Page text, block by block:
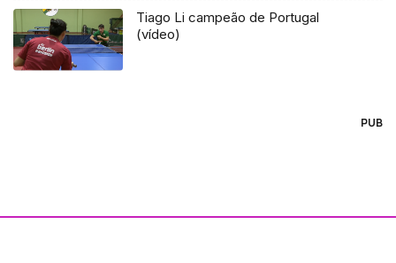
Tiago Li campeão de Portugal
(vídeo)
PUB